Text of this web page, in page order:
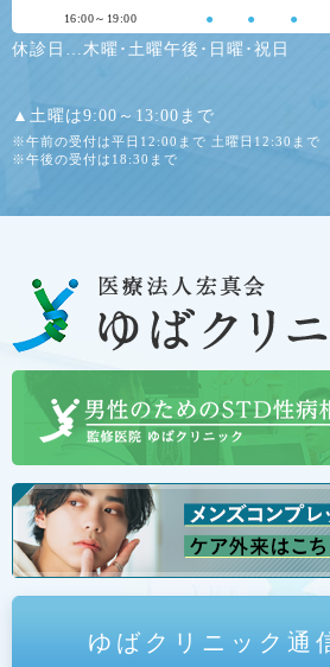
16:00～19:00 ● ● ●
休診日…木曜･土曜午後･日曜･祝日
▲土曜は9:00～13:00まで
※午前の受付は平日12:00まで 土曜日12:30まで
※午後の受付は18:30まで
ゆばクリニック通